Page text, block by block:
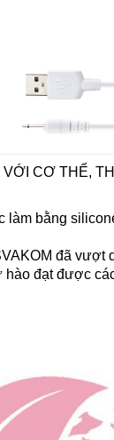
CƠ THỂ,
làm bằng
đã vượt
hào đạt được